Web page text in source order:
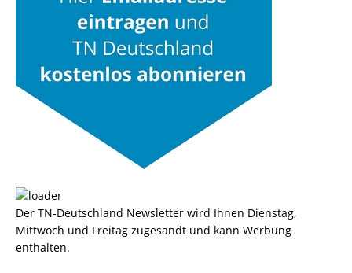
Der TN-Deutschland Newsletter wird Ihnen Dienstag,
Mittwoch und Freitag zugesandt und kann Werbung
enthalten.